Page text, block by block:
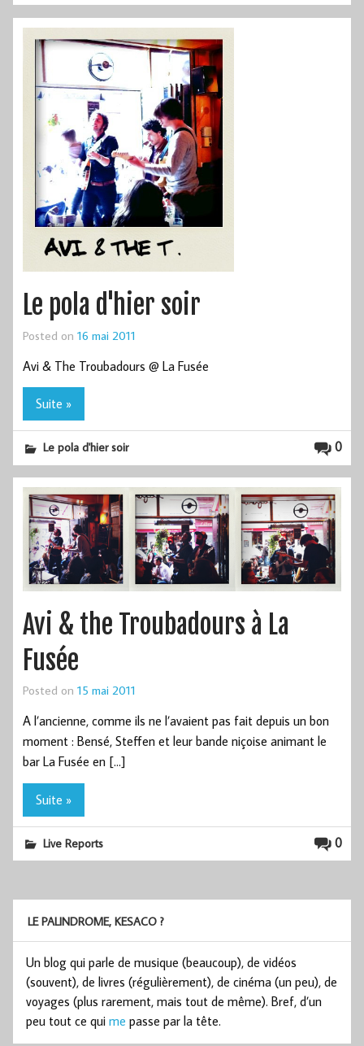
Le pola d'hier soir
Posted on 16 mai 2011
Avi & The Troubadours @ La Fusée
Suite »
0
Le pola d'hier soir
Avi & the Troubadours à La
Fusée
Posted on 15 mai 2011
A l’ancienne, comme ils ne l’avaient pas fait depuis un bon
moment : Bensé, Steffen et leur bande niçoise animant le
bar La Fusée en […]
Suite »
0
Live Reports
LE PALINDROME, KESACO ?
Un blog qui parle de musique (beaucoup), de vidéos
(souvent), de livres (régulièrement), de cinéma (un peu), de
voyages (plus rarement, mais tout de même). Bref, d’un
peu tout ce qui me passe par la tête.